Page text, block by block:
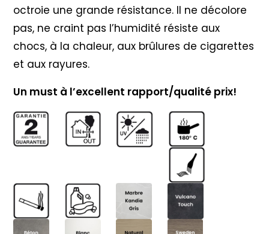
octroie une grande résistance. Il ne décolore
pas, ne craint pas l’humidité résiste aux
chocs, à la chaleur, aux brûlures de cigarettes
et aux rayures.
Un must à l’excellent rapport/qualité prix!